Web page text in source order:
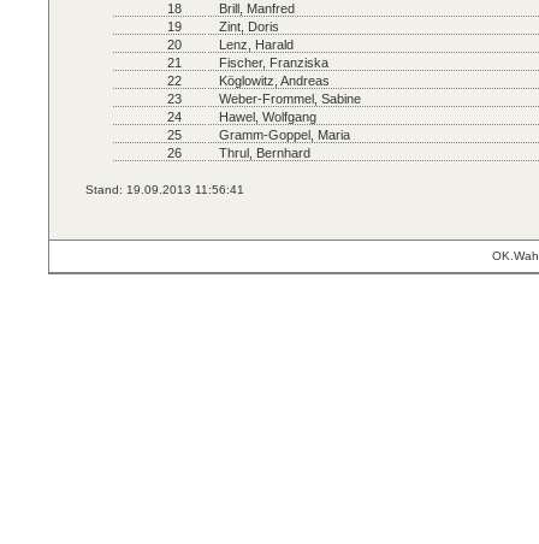
18
Brill, Manfred
19
Zint, Doris
20
Lenz, Harald
21
Fischer, Franziska
22
Köglowitz, Andreas
23
Weber-Frommel, Sabine
24
Hawel, Wolfgang
25
Gramm-Goppel, Maria
26
Thrul, Bernhard
Stand: 19.09.2013 11:56:41